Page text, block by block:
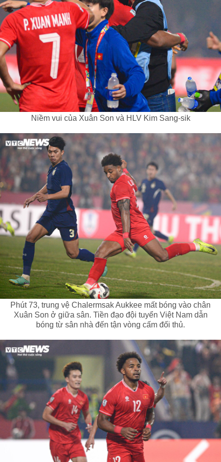
Niềm vui của Xuân Son và HLV Kim Sang-sik
Phút 73, trung vệ Chalermsak Aukkee mất bóng vào chân
Xuân Son ở giữa sân. Tiền đạo đội tuyển Việt Nam dẫn
bóng từ sân nhà đến tận vòng cấm đối thủ.